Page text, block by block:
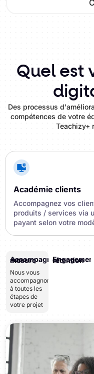
Quel est
Des processus
compétences de votre
Teachizy+
Académie clients
Accompagnez vos
produits / services via
payant selon votre
Accompagnement sur-mesure
Nous vous
accompagnons
à toutes les
étapes de
votre projet
Engagement et rétention